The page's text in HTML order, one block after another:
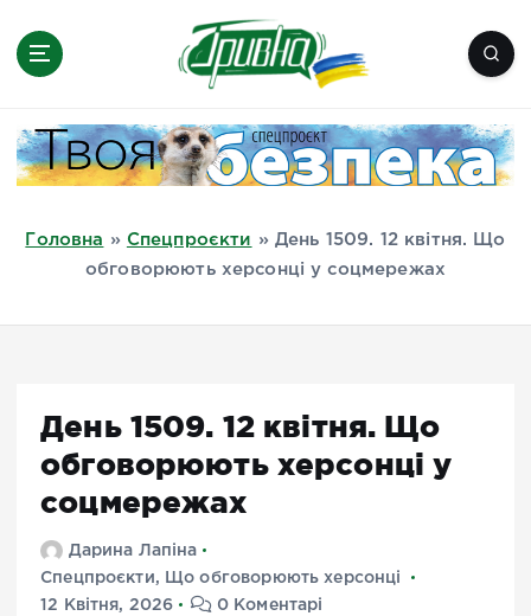
Миколаїв, Одеса, Мелітополь
Головна » Спецпроєкти » День 1509. 12 квітня. Що
обговорюють херсонці у соцмережах
День 1509. 12 квітня. Що
обговорюють херсонці у
соцмережах
Дарина Лапіна
Спецпроєкти,
Що обговорюють херсонці
12 Квітня, 2026
0 Коментарі